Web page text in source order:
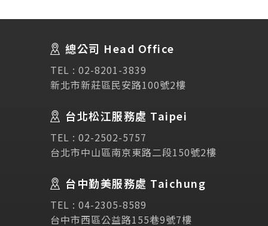
諮詢表單
About Us 關於我們
講座活動
Testimonial 學生推薦
Links 相關連結
總公司 Head Office
TEL : 02-8201-3839
新北市新莊區民安路100號2樓
台北松江服務處 Taipei
TEL : 02-2502-5757
台北市中山區南京東路二段150號2樓
台中勤美服務處 Taichung
TEL : 04-2305-8589
台中市西區公益路155巷9號7樓